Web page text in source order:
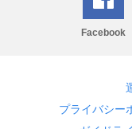
Facebook
プライバシー